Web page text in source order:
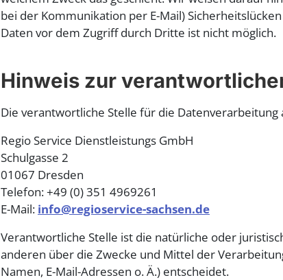
bei der Kommunikation per E-Mail)
Daten vor dem Zugriff durch Dritte ist nicht möglich.
Hinweis zur
Die verantwortliche Stelle für die Datenverarbeitung
Regio Service Dienstleistungs GmbH
Schulgasse 2
01067 Dresden
Telefon: +49 (0) 351 4969261
E-Mail: info@regioservice-sachsen.de
Verantwortliche Stelle ist die natürliche oder
anderen über die Zwecke und Mittel der
Namen, E-Mail-Adressen o. Ä.) entscheidet.